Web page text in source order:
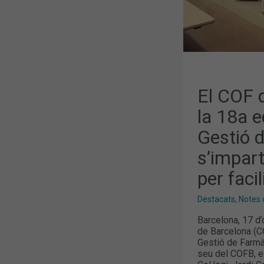
El COF
la 18a
Gestió
per
Destacats, Notes
Barcelona, 17
de Barcelona
Gestió de
seu del COFB,
DE
EN
FACILITAR